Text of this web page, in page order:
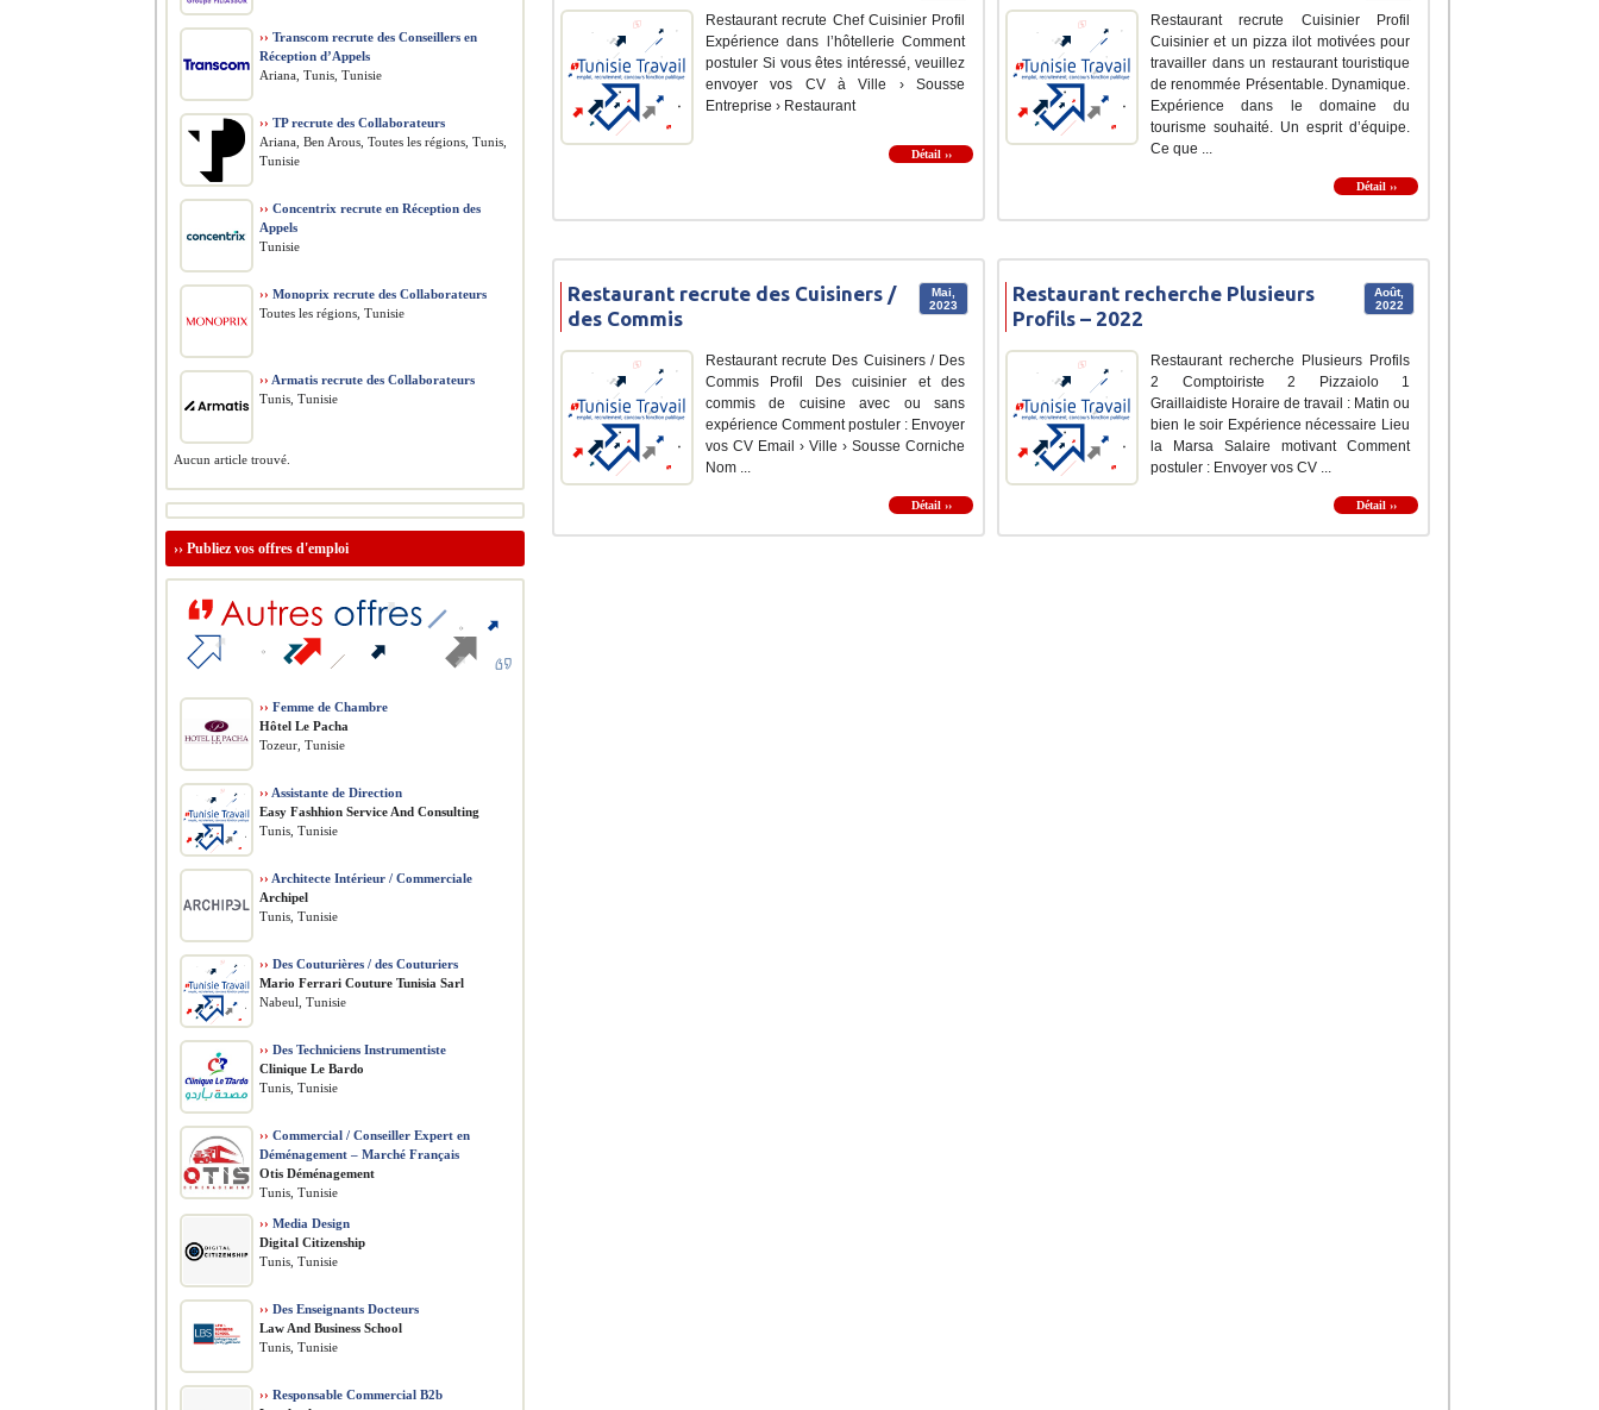
Restaurant recrute Chef Cuisinier Profil
Expérience dans l’hôtellerie Comment
postuler Si vous êtes intéressé, veuillez
envoyer vos CV à Ville › Sousse
Entreprise › Restaurant
Détail ››
Restaurant recrute Cuisinier Profil
Cuisinier et un pizza ilot motivées pour
travailler dans un restaurant touristique
de renommée Présentable. Dynamique.
Expérience dans le domaine du
tourisme souhaité. Un esprit d’équipe.
Ce que ...
Détail ››
Mai,
2023
Restaurant recrute des Cuisiners /
des Commis
Restaurant recrute Des Cuisiners / Des
Commis Profil Des cuisinier et des
commis de cuisine avec ou sans
expérience Comment postuler : Envoyer
vos CV Email › Ville › Sousse Corniche
Nom ...
Détail ››
Août,
2022
Restaurant recherche Plusieurs
Profils – 2022
Restaurant recherche Plusieurs Profils
2 Comptoiriste 2 Pizzaiolo 1
Graillaidiste Horaire de travail : Matin ou
bien le soir Expérience nécessaire Lieu
la Marsa Salaire motivant Comment
postuler : Envoyer vos CV ...
Détail ››
›› Transcom recrute des Conseillers en
Réception d’Appels
Ariana, Tunis, Tunisie
›› TP recrute des Collaborateurs
Ariana, Ben Arous, Toutes les régions, Tunis,
Tunisie
›› Concentrix recrute en Réception des
Appels
Tunisie
›› Monoprix recrute des Collaborateurs
Toutes les régions, Tunisie
›› Armatis recrute des Collaborateurs
Tunis, Tunisie
Aucun article trouvé.
›› Publiez vos offres d'emploi
›› Femme de Chambre
Hôtel Le Pacha
Tozeur, Tunisie
›› Assistante de Direction
Easy Fashhion Service And Consulting
Tunis, Tunisie
›› Architecte Intérieur / Commerciale
Archipel
Tunis, Tunisie
›› Des Couturières / des Couturiers
Mario Ferrari Couture Tunisia Sarl
Nabeul, Tunisie
›› Des Techniciens Instrumentiste
Clinique Le Bardo
Tunis, Tunisie
›› Commercial / Conseiller Expert en
Déménagement – Marché Français
Otis Déménagement
Tunis, Tunisie
›› Media Design
Digital Citizenship
Tunis, Tunisie
›› Des Enseignants Docteurs
Law And Business School
Tunis, Tunisie
›› Responsable Commercial B2b